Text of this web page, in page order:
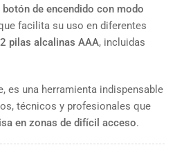
botón de encendido con modo
facilita su uso en diferentes
2 pilas alcalinas AAA, incluidas
es una herramienta indispensable
técnicos y profesionales que
en zonas de difícil acceso.